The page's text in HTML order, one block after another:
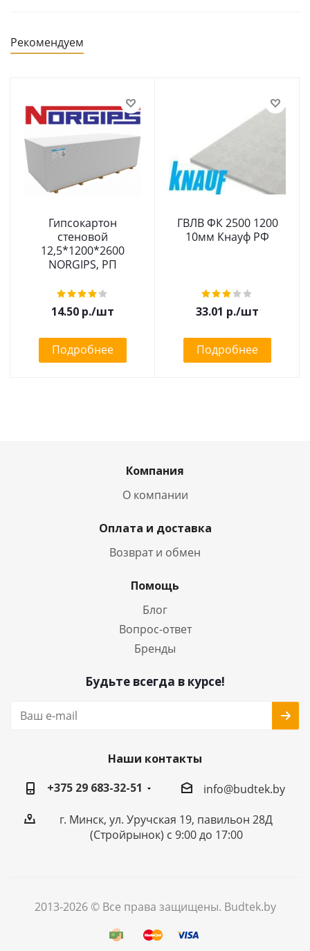
Рекомендуем
Гипсокартон
стеновой
12,5*1200*2600
NORGIPS, РП
14.50 р./шт
Подробнее
ГВЛВ ФК 2500 1200
10мм Кнауф РФ
33.01 р./шт
Подробнее
Компания
О компании
Оплата и доставка
Возврат и обмен
Помощь
Блог
Вопрос-ответ
Бренды
Будьте всегда в курсе!
Наши контакты
+375 29 683-32-51
info@budtek.by
г. Минск, ул. Уручская 19, павильон 28Д
(Стройрынок) с 9:00 до 17:00
2013-2026 © Все права защищены. Budtek.by